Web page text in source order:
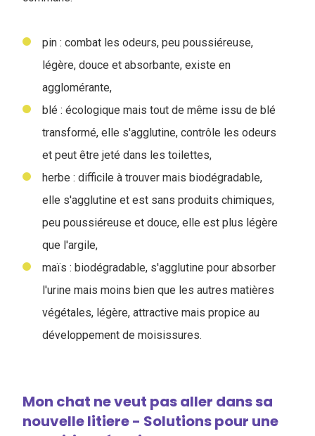
pin : combat les odeurs, peu poussiéreuse,
légère, douce et absorbante, existe en
agglomérante,
blé : écologique mais tout de même issu de blé
transformé, elle s'agglutine, contrôle les odeurs
et peut être jeté dans les toilettes,
herbe : difficile à trouver mais biodégradable,
elle s'agglutine et est sans produits chimiques,
peu poussiéreuse et douce, elle est plus légère
que l'argile,
maïs : biodégradable, s'agglutine pour absorber
l'urine mais moins bien que les autres matières
végétales, légère, attractive mais propice au
développement de moisissures.
Mon chat ne veut pas aller dans sa
nouvelle litiere - Solutions pour une